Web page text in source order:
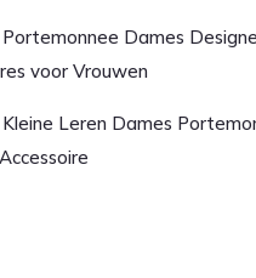
Dames
voor Vrouwen
Leren Dames